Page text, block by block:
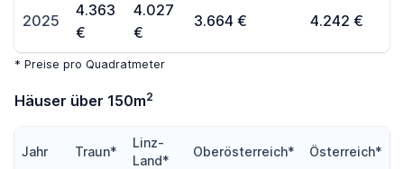
2025
4.363
€
4.027
€
3.664 € 4.242 €
* Preise pro Quadratmeter
Häuser über 150m2
Jahr Traun*
Linz-
Land*
Oberösterreich* Österreich*